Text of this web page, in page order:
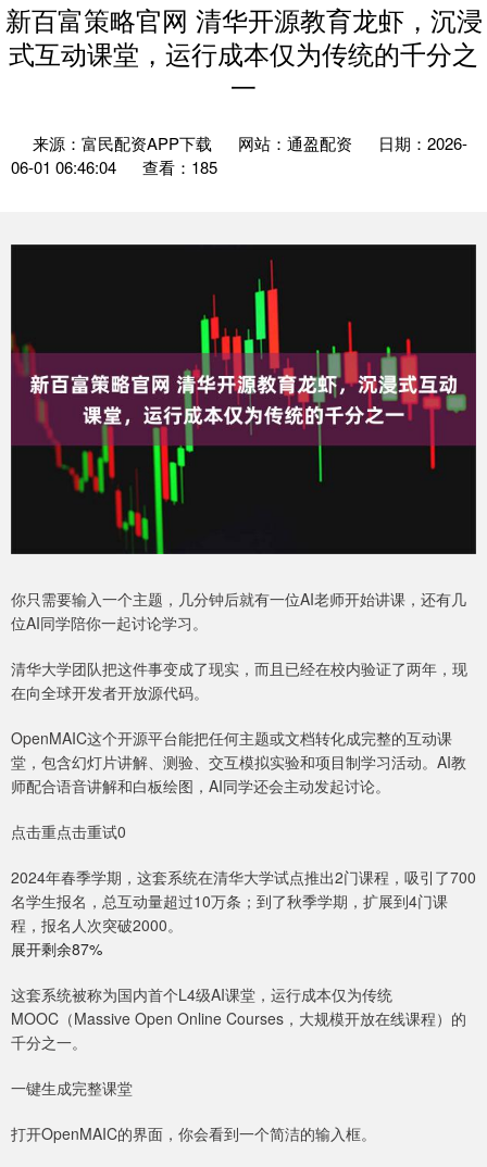
新百富策略官网 清华开源教育龙虾，沉浸
式互动课堂，运行成本仅为传统的千分之
一
来源：富民配资APP下载 网站：通盈配资
日期：2026-
06-01 06:46:04
查看：185
你只需要输入一个主题，几分钟后就有一位AI老师开始讲课，还有几
位AI同学陪你一起讨论学习。
清华大学团队把这件事变成了现实，而且已经在校内验证了两年，现
在向全球开发者开放源代码。
OpenMAIC这个开源平台能把任何主题或文档转化成完整的互动课
堂，包含幻灯片讲解、测验、交互模拟实验和项目制学习活动。AI教
师配合语音讲解和白板绘图，AI同学还会主动发起讨论。
点击重点击重试0
2024年春季学期，这套系统在清华大学试点推出2门课程，吸引了700
名学生报名，总互动量超过10万条；到了秋季学期，扩展到4门课
程，报名人次突破2000。
展开剩余87%
这套系统被称为国内首个L4级AI课堂，运行成本仅为传统
MOOC（Massive Open Online Courses，大规模开放在线课程）的
千分之一。
一键生成完整课堂
打开OpenMAIC的界面，你会看到一个简洁的输入框。